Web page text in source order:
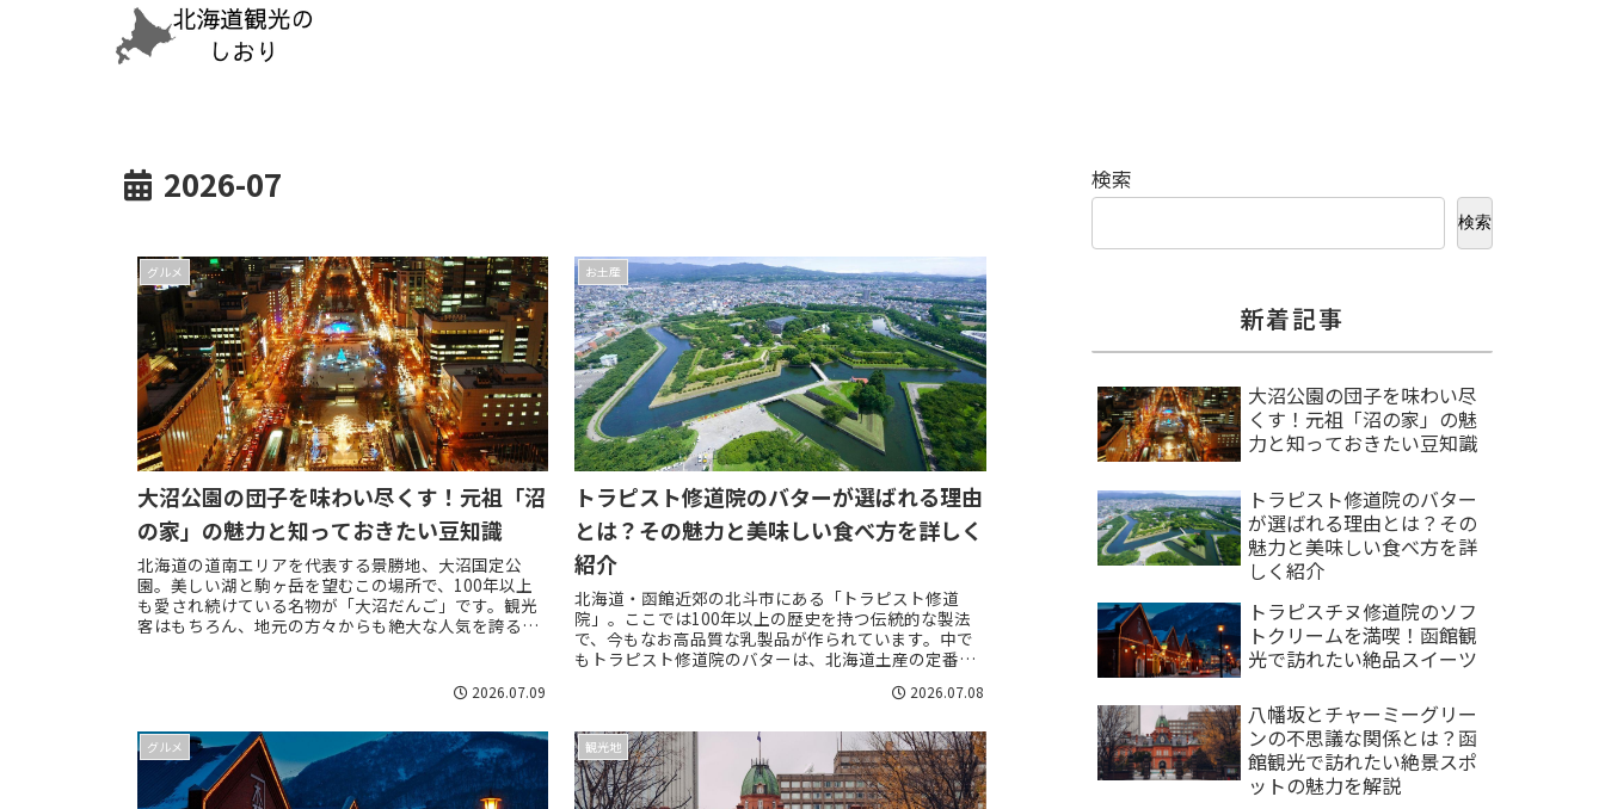
2026-07
グルメ
大沼公園の団子を味わい尽くす！元祖「沼
の家」の魅力と知っておきたい豆知識
北海道の道南エリアを代表する景勝地、大沼国定公
園。美しい湖と駒ヶ岳を望むこの場所で、100年以上
も愛され続けている名物が「大沼だんご」です。観光
客はもちろん、地元の方々からも絶大な人気を誇るこ
2026.07.09
お土産
トラピスト修道院のバターが選ばれる理由
とは？その魅力と美味しい食べ方を詳しく
紹介
北海道・函館近郊の北斗市にある「トラピスト修道
院」。ここでは100年以上の歴史を持つ伝統的な製法
で、今もなお高品質な乳製品が作られています。中で
もトラピスト修道院のバターは、北海道土産の定番と
2026.07.08
グルメ 観光地
検索
検索
新着記事
大沼公園の団子を味わい尽
くす！元祖「沼の家」の魅
力と知っておきたい豆知識
トラピスト修道院のバター
が選ばれる理由とは？その
魅力と美味しい食べ方を詳
しく紹介
トラピスチヌ修道院のソフ
トクリームを満喫！函館観
光で訪れたい絶品スイーツ
八幡坂とチャーミーグリー
ンの不思議な関係とは？函
館観光で訪れたい絶景スポ
ットの魅力を解説